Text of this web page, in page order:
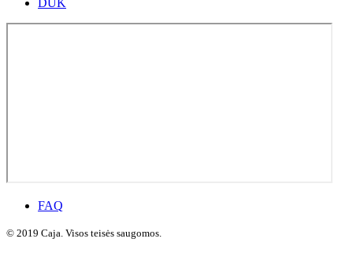
DUK
FAQ
© 2019 Caja. Visos teisės saugomos.